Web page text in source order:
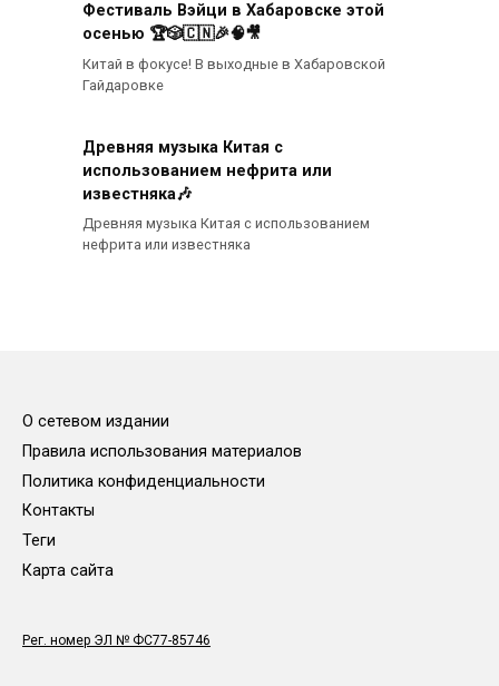
Фестиваль Вэйци в Хабаровске этой
осенью 🏆🎲🇨🇳🎉🧠🎥
Китай в фокусе! В выходные в Хабаровской
Гайдаровке
Древняя музыка Китая с
использованием нефрита или
известняка🎶
Древняя музыка Китая с использованием
нефрита или известняка
О сетевом издании
Правила использования материалов
Политика конфиденциальности
Контакты
Теги
Карта сайта
Рег. номер ЭЛ № ФС77-85746